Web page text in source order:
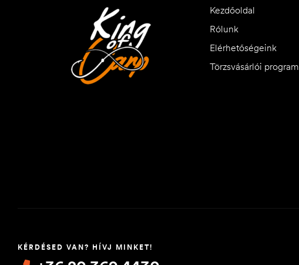
Kezdőoldal
Rólunk
Elérhetőségeink
Törzsvásárlói program
KÉRDÉSED VAN? HÍVJ MINKET!